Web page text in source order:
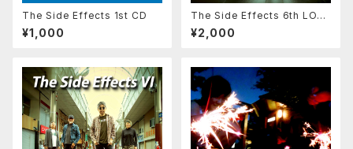
The Side Effects 1st CD
¥1,000
The Side Effects 6th LOVE
and WAR CD版（紙ジャケット、
歌詞付）
¥2,000